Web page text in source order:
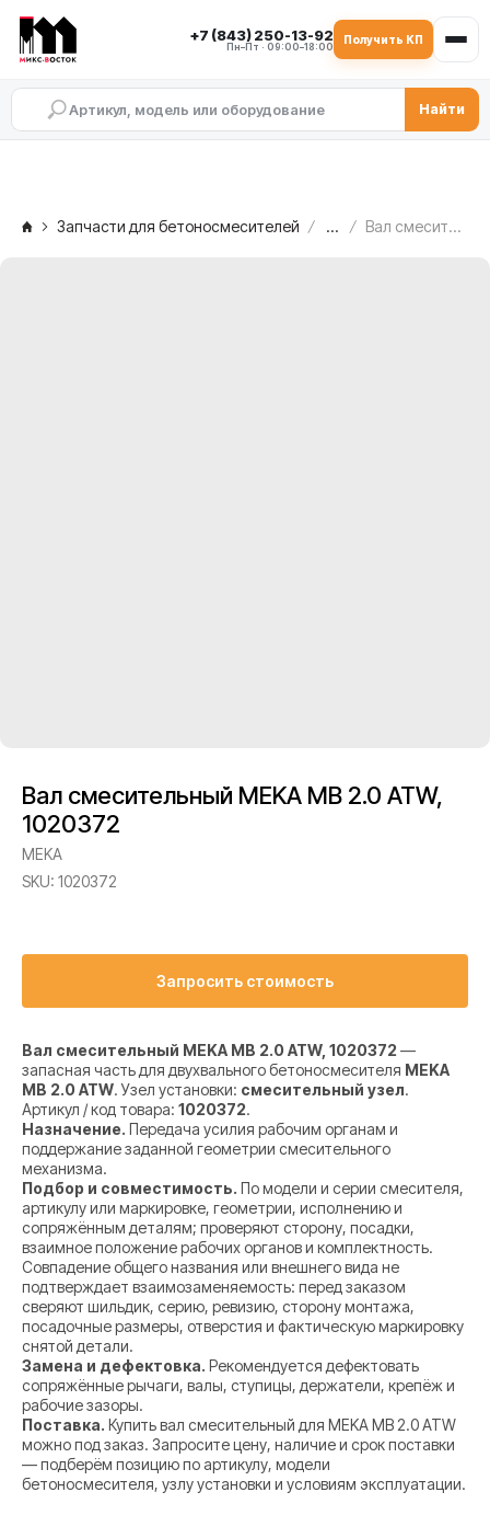
+7 (843) 250-13-92
Пн–Пт · 09:00–18:00
Получить КП
Найти
Запчасти для бетоносмесителей ... Вал смесительный MEKA MB 2.0 ATW, 1020372
Вал смесительный MEKA MB 2.0 ATW,
1020372
MEKA
SKU: 1020372
Запросить стоимость
Вал смесительный MEKA MB 2.0 ATW, 1020372 —
запасная часть для двухвального бетоносмесителя MEKA
MB 2.0 ATW. Узел установки: смесительный узел.
Артикул / код товара: 1020372.
Назначение. Передача усилия рабочим органам и
поддержание заданной геометрии смесительного
механизма.
Подбор и совместимость. По модели и серии смесителя,
артикулу или маркировке, геометрии, исполнению и
сопряжённым деталям; проверяют сторону, посадки,
взаимное положение рабочих органов и комплектность.
Совпадение общего названия или внешнего вида не
подтверждает взаимозаменяемость: перед заказом
сверяют шильдик, серию, ревизию, сторону монтажа,
посадочные размеры, отверстия и фактическую маркировку
снятой детали.
Замена и дефектовка. Рекомендуется дефектовать
сопряжённые рычаги, валы, ступицы, держатели, крепёж и
рабочие зазоры.
Поставка. Купить вал смесительный для MEKA MB 2.0 ATW
можно под заказ. Запросите цену, наличие и срок поставки
— подберём позицию по артикулу, модели
бетоносмесителя, узлу установки и условиям эксплуатации.